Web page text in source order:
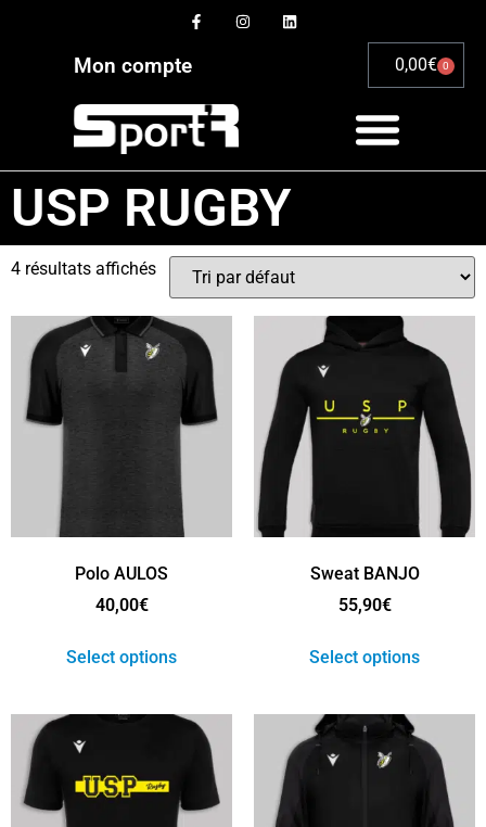
Mon compte 0,00€ 0
USP RUGBY
4 résultats affichés
Polo AULOS
40,00€
Select options
Sweat BANJO
55,90€
Select options